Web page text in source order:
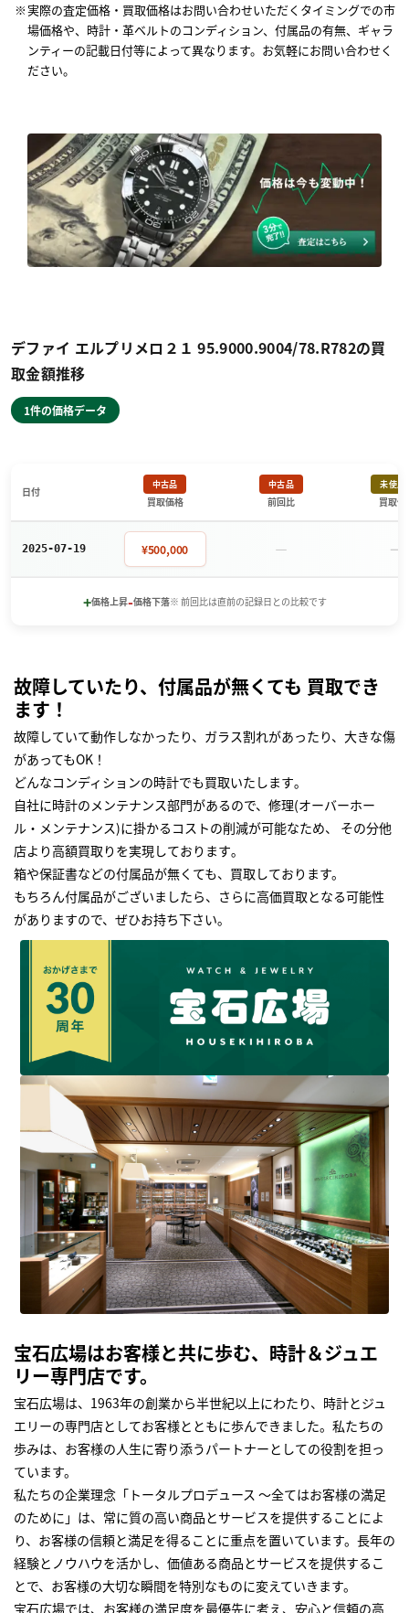
実際の査定価格・買取価格はお問い合わせいただくタイミングでの市
場価格や、時計・革ベルトのコンディション、付属品の有無、ギャラ
ンティーの記載日付等によって異なります。お気軽にお問い合わせく
ださい。
デファイ エルプリメロ２１ 95.9000.9004/78.R782の買
取金額推移
1件の価格データ
日付
中古品
買取価格
中古品
前回比
未使用
買取価
2025-07-19 ¥500,000 － －
+価格上昇-価格下落※ 前回比は直前の記録日との比較です
故障していたり、付属品が無くても 買取でき
ます！
故障していて動作しなかったり、ガラス割れがあったり、大きな傷
があってもOK！
どんなコンディションの時計でも買取いたします｡
自社に時計のメンテナンス部門があるので、修理(オーバーホー
ル・メンテナンス)に掛かるコストの削減が可能なため、 その分他
店より高額買取りを実現しております｡
箱や保証書などの付属品が無くても、買取しております。
もちろん付属品がございましたら、さらに高価買取となる可能性
がありますので、ぜひお持ち下さい｡
宝石広場はお客様と共に歩む、時計＆ジュエ
リー専門店です。
宝石広場は、1963年の創業から半世紀以上にわたり、時計とジュ
エリーの専門店としてお客様とともに歩んできました。私たちの
歩みは、お客様の人生に寄り添うパートナーとしての役割を担っ
ています。
私たちの企業理念「トータルプロデュース ～全てはお客様の満足
のために」は、常に質の高い商品とサービスを提供することによ
り、お客様の信頼と満足を得ることに重点を置いています。長年の
経験とノウハウを活かし、価値ある商品とサービスを提供するこ
とで、お客様の大切な瞬間を特別なものに変えていきます。
宝石広場では、お客様の満足度を最優先に考え、安心と信頼の高